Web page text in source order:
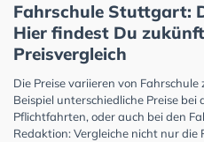
Fahrschule Stuttgart:
Hier findest Du
Preisvergleich
Die Preise variieren von
Beispiel unterschiedliche Preise bei
Pflichtfahrten, oder auch bei den
Redaktion: Vergleiche nicht nur die